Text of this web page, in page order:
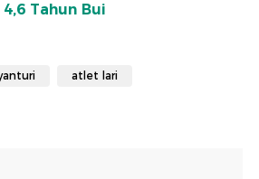
Tahun Bui
atlet lari